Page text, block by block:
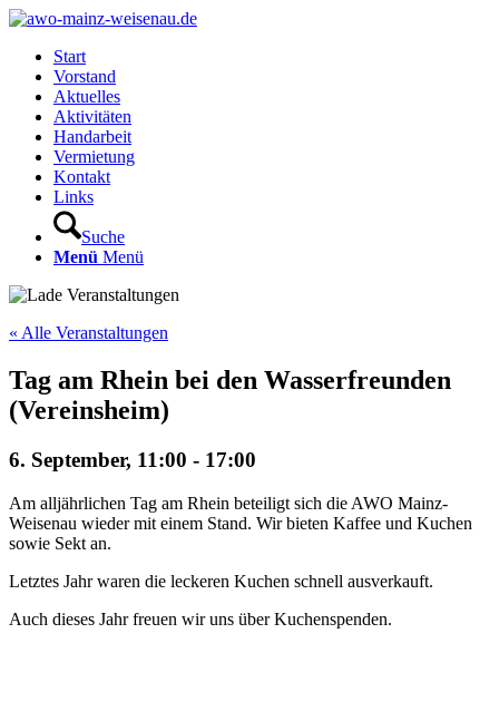
Start
Vorstand
Aktuelles
Aktivitäten
Handarbeit
Vermietung
Kontakt
Links
Suche
Menü Menü
« Alle Veranstaltungen
Tag am Rhein bei den Wasserfreunden
(Vereinsheim)
6. September, 11:00 - 17:00
Am alljährlichen Tag am Rhein beteiligt sich die AWO Mainz-
Weisenau wieder mit einem Stand. Wir bieten Kaffee und Kuchen
sowie Sekt an.
Letztes Jahr waren die leckeren Kuchen schnell ausverkauft.
Auch dieses Jahr freuen wir uns über Kuchenspenden.